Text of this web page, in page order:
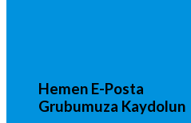
Hemen E-Posta
Grubumuza Kaydolun